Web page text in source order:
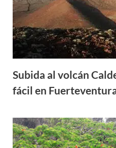
Subida al volcán
fácil en